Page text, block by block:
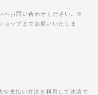
へお問い合わせください。※
ョップまでお願いいたしま
支払い方法を利用して決済で